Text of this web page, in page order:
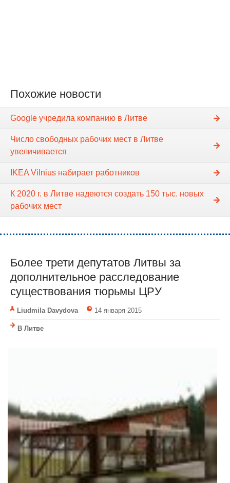
Похожие новости
Google учредила компанию в Литве
Число свободных рабочих мест в Литве
увеличивается
IKEA Vilnius набирает работников
К 2020 г. в Литве надеются создать 150 тыс. новых
рабочих мест
Более трети депутатов Литвы за
дополнительное расследование
существования тюрьмы ЦРУ
Liudmila Davydova 14 января 2015
В Литве